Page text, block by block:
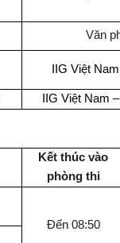
Văn
IIG Việt
IIG Việt Nam
Kết thúc vào
phòng thi
Đến 08:50